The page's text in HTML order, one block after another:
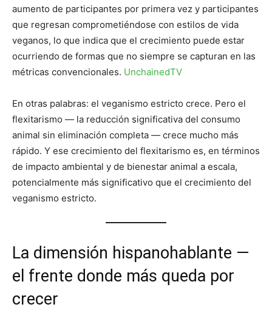
aumento de participantes por primera vez y participantes
que regresan comprometiéndose con estilos de vida
veganos, lo que indica que el crecimiento puede estar
ocurriendo de formas que no siempre se capturan en las
métricas convencionales. UnchainedTV
En otras palabras: el veganismo estricto crece. Pero el
flexitarismo — la reducción significativa del consumo
animal sin eliminación completa — crece mucho más
rápido. Y ese crecimiento del flexitarismo es, en términos
de impacto ambiental y de bienestar animal a escala,
potencialmente más significativo que el crecimiento del
veganismo estricto.
La dimensión hispanohablante —
el frente donde más queda por
crecer